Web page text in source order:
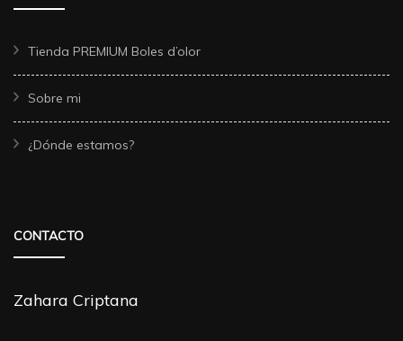
Tienda PREMIUM Boles d’olor
Sobre mi
¿Dónde estamos?
CONTACTO
Zahara Criptana